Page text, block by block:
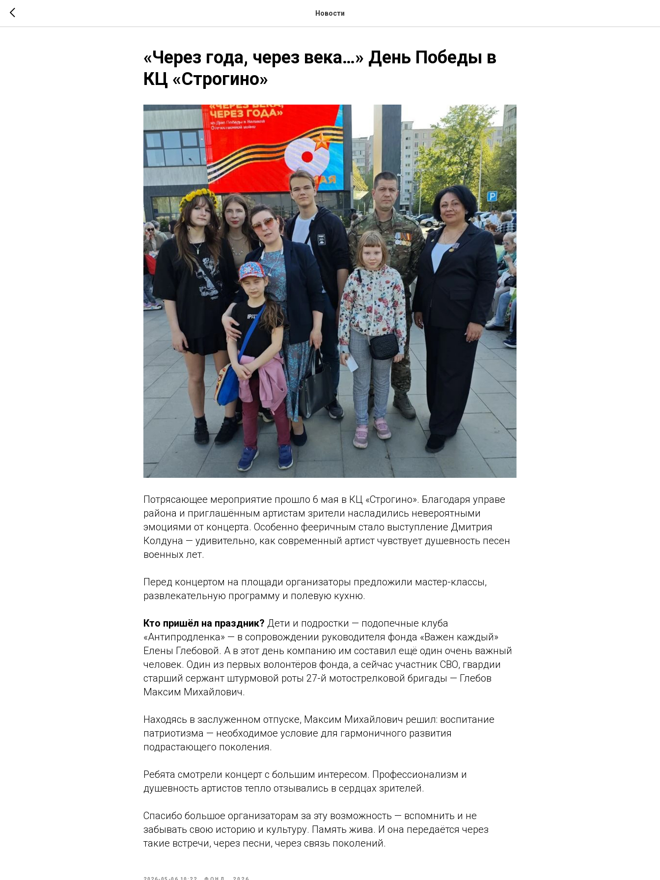
Новости
«Через года, через века…» День Победы в
КЦ «Строгино»
Потрясающее мероприятие прошло 6 мая в КЦ «Строгино». Благодаря управе
района и приглашённым артистам зрители насладились невероятными
эмоциями от концерта. Особенно фееричным стало выступление Дмитрия
Колдуна — удивительно, как современный артист чувствует душевность песен
военных лет.
Перед концертом на площади организаторы предложили мастер-классы,
развлекательную программу и полевую кухню.
Кто пришёл на праздник? Дети и подростки — подопечные клуба
«Антипродленка» — в сопровождении руководителя фонда «Важен каждый»
Елены Глебовой. А в этот день компанию им составил ещё один очень важный
человек. Один из первых волонтёров фонда, а сейчас участник СВО, гвардии
старший сержант штурмовой роты 27-й мотострелковой бригады — Глебов
Максим Михайлович.
Находясь в заслуженном отпуске, Максим Михайлович решил: воспитание
патриотизма — необходимое условие для гармоничного развития
подрастающего поколения.
Ребята смотрели концерт с большим интересом. Профессионализм и
душевность артистов тепло отзывались в сердцах зрителей.
Спасибо большое организаторам за эту возможность — вспомнить и не
забывать свою историю и культуру. Память жива. И она передаётся через
такие встречи, через песни, через связь поколений.